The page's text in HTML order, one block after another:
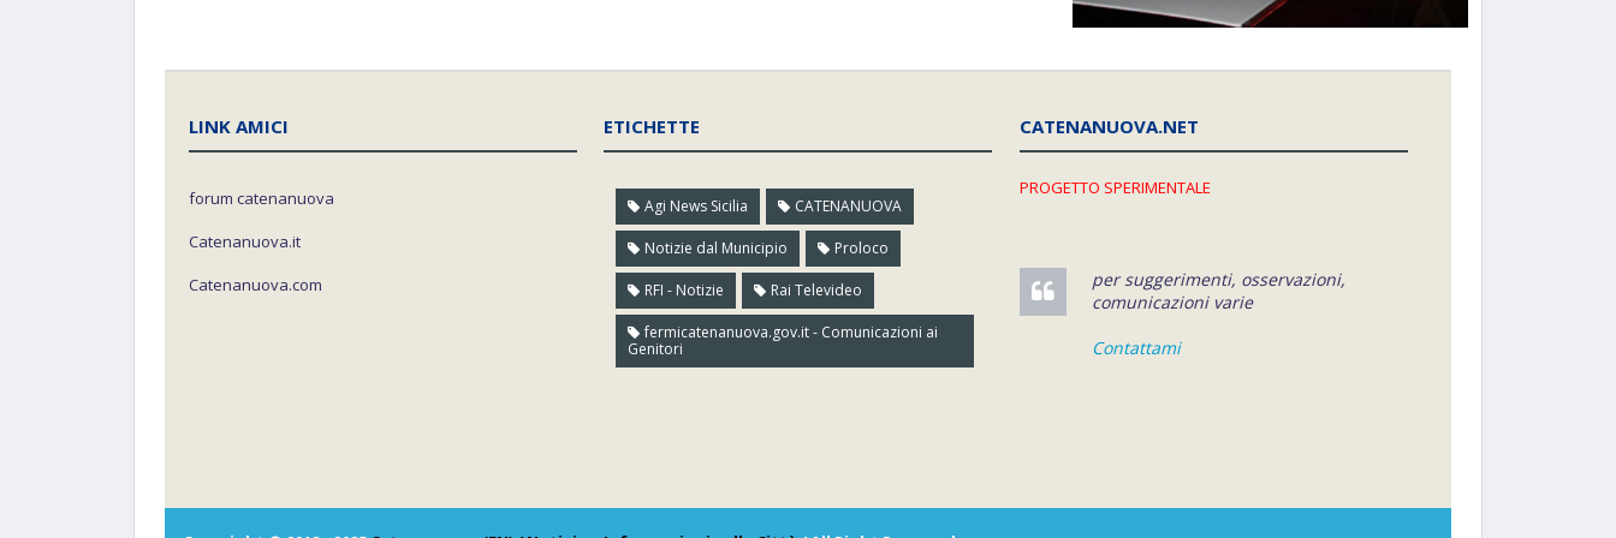
LINK AMICI
forum catenanuova
Catenanuova.it
Catenanuova.com
ETICHETTE
Agi News Sicilia CATENANUOVA
Notizie dal Municipio Proloco
RFI - Notizie Rai Televideo
fermicatenanuova.gov.it - Comunicazioni ai
Genitori
CATENANUOVA.NET
PROGETTO SPERIMENTALE
per suggerimenti, osservazioni,
comunicazioni varie
Contattami